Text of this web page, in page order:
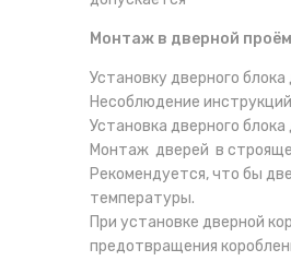
Монтаж в дверной проём
Установку дверного
Несоблюдение
Установка дверного
Монтаж дверей в
Рекомендуется, что бы
температуры.
При установке дверной
предотвращения